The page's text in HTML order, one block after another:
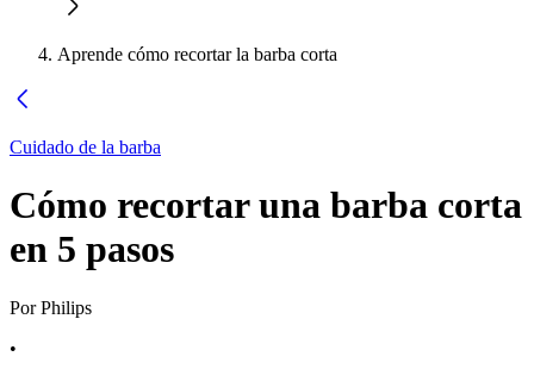
Aprende cómo recortar la barba corta
Cuidado de la barba
Cómo recortar una barba corta
en 5 pasos
Por Philips
•